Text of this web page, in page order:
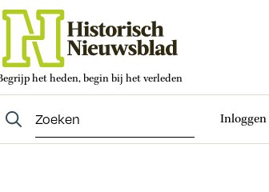
het heden, begin bij het verleden
Inloggen